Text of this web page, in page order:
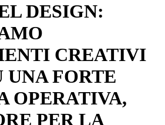
DESIGN:
CREATIVI
UNA FORTE
OPERATIVA,
PER LA